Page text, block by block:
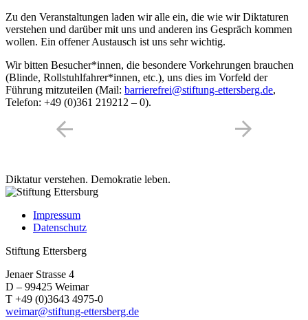
Zu den Veranstaltungen laden wir alle ein, die wie wir Diktaturen
verstehen und darüber mit uns und anderen ins Gespräch kommen
wollen. Ein offener Austausch ist uns sehr wichtig.
Wir bitten Besucher*innen, die besondere Vorkehrungen brauchen
(Blinde, Rollstuhlfahrer*innen, etc.), uns dies im Vorfeld der
Führung mitzuteilen (Mail: barrierefrei@stiftung-ettersberg.de,
Telefon: +49 (0)361 219212 – 0).
Diktatur verstehen. Demokratie leben.
Impressum
Datenschutz
Stiftung Ettersberg
Jenaer Strasse 4
D – 99425 Weimar
T +49 (0)3643 4975-0
weimar@stiftung-ettersberg.de